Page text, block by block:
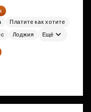
Платите как хотите
Лоджия Ещё